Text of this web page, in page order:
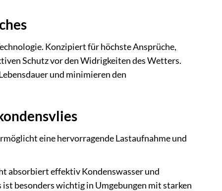
Konzipiert für höchste Ansprüche,
Schutz vor den Widrigkeiten des Wetters.
und minimieren den
eine hervorragende Lastaufnahme und
absorbiert effektiv Kondenswasser und
besonders wichtig in Umgebungen mit starken